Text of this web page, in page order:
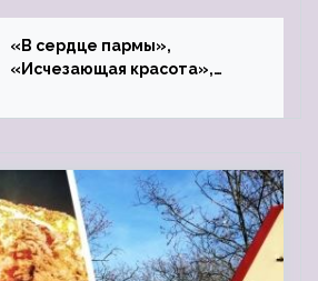
«В сердце пармы»,
«Исчезающая красота»,